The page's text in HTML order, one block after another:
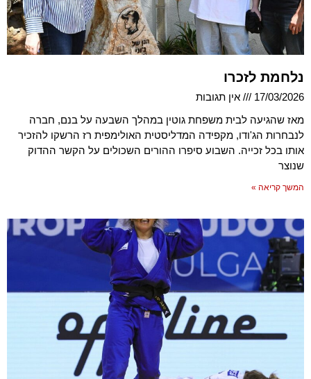
נלחמת לזכרו
17/03/2026
אין תגובות
מאז שהגיעה לבית משפחת גוטין במהלך השבעה על בנם, חברה
לנבחרות הג'ודו, מקפידה המדליסטית האולימפית רז הרשקו להזכיר
אותו בכל זכייה. השבוע סיפרו ההורים השכולים על הקשר ההדוק
שנוצר
המשך קריאה »